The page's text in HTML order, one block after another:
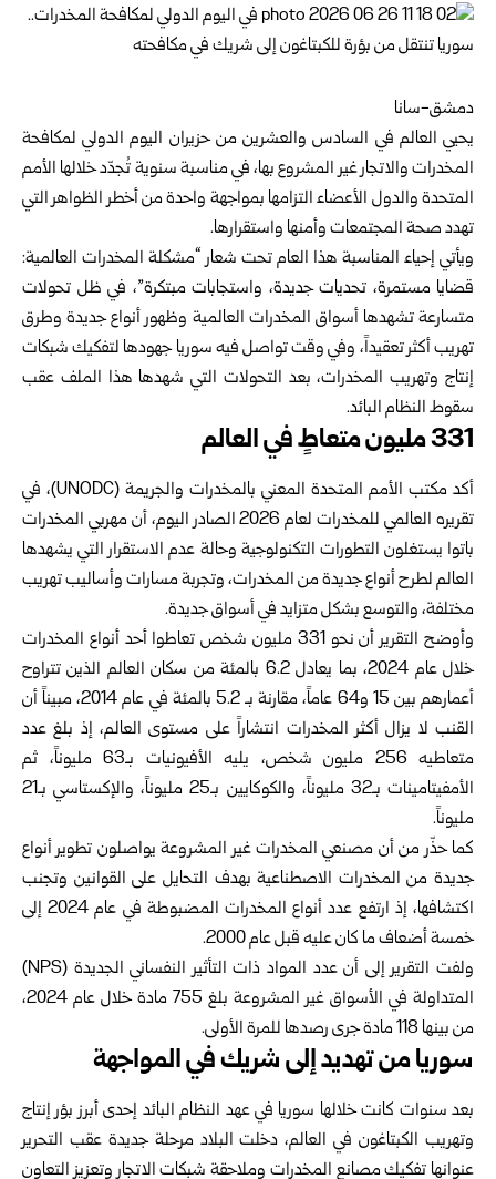
دمشق-سانا
يحيي العالم في السادس والعشرين من حزيران اليوم الدولي لمكافحة
المخدرات والاتجار غير المشروع بها، في مناسبة سنوية تُجدّد خلالها الأمم
المتحدة والدول الأعضاء التزامها بمواجهة واحدة من أخطر الظواهر التي
تهدد صحة المجتمعات وأمنها واستقرارها.
ويأتي إحياء المناسبة هذا العام تحت شعار “مشكلة المخدرات العالمية:
قضايا مستمرة، تحديات جديدة، واستجابات مبتكرة”، في ظل تحولات
متسارعة تشهدها أسواق المخدرات العالمية وظهور أنواع جديدة وطرق
تهريب أكثر تعقيداً، وفي وقت تواصل فيه سوريا جهودها لتفكيك شبكات
إنتاج وتهريب المخدرات، بعد التحولات التي شهدها هذا الملف عقب
سقوط النظام البائد.
331 مليون متعاطٍ في العالم
أكد مكتب الأمم المتحدة المعني بالمخدرات والجريمة (UNODC)، في
تقريره العالمي للمخدرات لعام 2026 الصادر اليوم، أن مهربي المخدرات
باتوا يستغلون التطورات التكنولوجية وحالة عدم الاستقرار التي يشهدها
العالم لطرح أنواع جديدة من المخدرات، وتجربة مسارات وأساليب تهريب
مختلفة، والتوسع بشكل متزايد في أسواق جديدة.
وأوضح التقرير أن نحو 331 مليون شخص تعاطوا أحد أنواع المخدرات
خلال عام 2024، بما يعادل 6.2 بالمئة من سكان العالم الذين تتراوح
أعمارهم بين 15 و64 عاماً، مقارنة بـ 5.2 بالمئة في عام 2014، مبيناً أن
القنب لا يزال أكثر المخدرات انتشاراً على مستوى العالم، إذ بلغ عدد
متعاطيه 256 مليون شخص، يليه الأفيونيات بـ63 مليوناً، ثم
الأمفيتامينات بـ32 مليوناً، والكوكايين بـ25 مليوناً، والإكستاسي بـ21
مليوناً.
كما حذّر من أن مصنعي المخدرات غير المشروعة يواصلون تطوير أنواع
جديدة من المخدرات الاصطناعية بهدف التحايل على القوانين وتجنب
اكتشافها، إذ ارتفع عدد أنواع المخدرات المضبوطة في عام 2024 إلى
خمسة أضعاف ما كان عليه قبل عام 2000.
ولفت التقرير إلى أن عدد المواد ذات التأثير النفساني الجديدة (NPS)
المتداولة في الأسواق غير المشروعة بلغ 755 مادة خلال عام 2024،
من بينها 118 مادة جرى رصدها للمرة الأولى.
سوريا من تهديد إلى شريك في المواجهة
بعد سنوات كانت خلالها سوريا في عهد النظام البائد إحدى أبرز بؤر إنتاج
وتهريب الكبتاغون في العالم، دخلت البلاد مرحلة جديدة عقب التحرير
عنوانها تفكيك مصانع المخدرات وملاحقة شبكات الاتجار وتعزيز التعاون